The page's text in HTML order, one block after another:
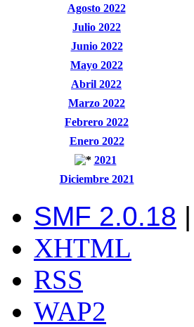
Agosto 2022
Julio 2022
Junio 2022
Mayo 2022
Abril 2022
Marzo 2022
Febrero 2022
Enero 2022
2021
Diciembre 2021
SMF 2.0.18 |
XHTML
RSS
WAP2